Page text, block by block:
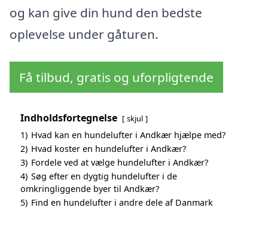
og kan give din hund den bedste
oplevelse under gåturen.
Få tilbud, gratis og uforpligtende
Indholdsfortegnelse skjul
1) Hvad kan en hundelufter i Andkær hjælpe med?
2) Hvad koster en hundelufter i Andkær?
3) Fordele ved at vælge hundelufter i Andkær?
4) Søg efter en dygtig hundelufter i de
omkringliggende byer til Andkær?
5) Find en hundelufter i andre dele af Danmark